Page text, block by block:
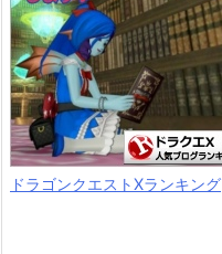
ドラゴンクエストXランキング